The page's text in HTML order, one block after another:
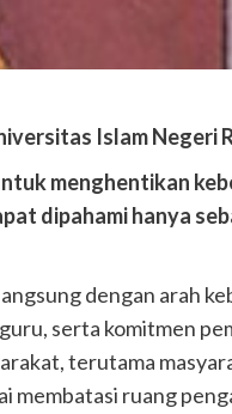
Islam Negeri
menghentikan
dipahami hanya
dengan arah
serta komitmen
terutama
membatasi ruang